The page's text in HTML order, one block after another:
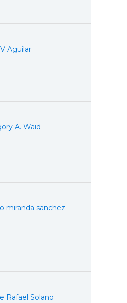
Aguilar
A. Waid
miranda sanchez
Rafael Solano